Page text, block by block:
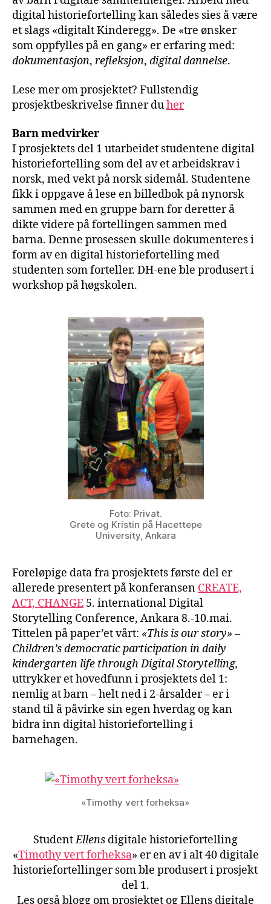
digital historiefortelling kan således sies å være
et slags «digitalt Kinderegg». De «tre ønsker
som oppfylles på en gang» er erfaring med:
dokumentasjon, refleksjon, digital dannelse.
Lese mer om prosjektet? Fullstendig
prosjektbeskrivelse finner duher
Barn medvirker
I prosjektets del 1 utarbeidet studentene digital
historiefortelling som del av et arbeidskrav i
norsk, med vekt på norsk sidemål. Studentene
fikk i oppgave å lese en billedbok på nynorsk
sammen med en gruppe barn for deretter å
dikte videre på fortellingen sammen med
barna. Denne prosessen skulle dokumenteres i
form av en digital historiefortelling med
studenten som forteller. DH-ene ble produsert i
workshop på høgskolen.
Foto: Privat.
Grete og Kristin på Hacettepe
University, Ankara
Foreløpige data fra prosjektets første del er
allerede presentert på konferansen CREATE,
ACT, CHANGE 5. international Digital
Storytelling Conference, Ankara 8.-10.mai.
Tittelen på paper’et vårt: «This is our story» –
Children’s democratic participation in daily
kindergarten life through Digital Storytelling,
uttrykker et hovedfunn i prosjektets del 1:
nemlig at barn – helt ned i 2-årsalder – er i
stand til å påvirke sin egen hverdag og kan
bidra inn digital historiefortelling i
barnehagen.
«Timothy vert forheksa»
StudentEllens digitale historiefortelling
«Timothy vert forheksa» er en av i alt 40 digitale
historiefortellinger som ble produsert i prosjekt
del 1.
Les også blogg om prosjektet og Ellens digitale